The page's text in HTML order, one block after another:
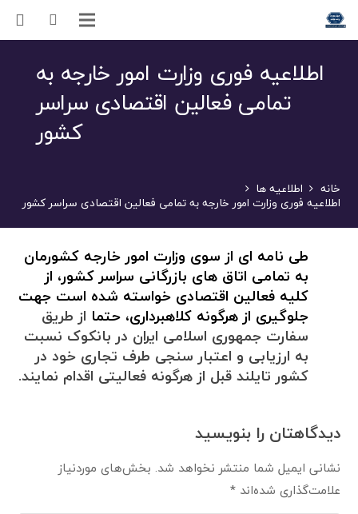
اطلاعیه فوری وزارت امور خارجه به
تمامی فعالین اقتصادی سراسر
کشور
خانه اطلاعیه ها
اطلاعیه فوری وزارت امور خارجه به تمامی فعالین اقتصادی سراسر کشور
طی نامه ای از سوی وزارت امور خارجه کشورمان
به تمامی اتاق های بازرگانی سراسر کشور، از
کلیه فعالین اقتصادی خواسته شده است جهت
جلوگیری از هرگونه کلاهبرداری، حتما از طریق
سفارت جمهوری اسلامی ایران در بانکوک نسبت
به ارزیابی و اعتبار سنجی طرف تجاری خود در
کشور تایلند قبل از هرگونه فعالیتی اقدام نمایند.
دیدگاهتان را بنویسید
نشانی ایمیل شما منتشر نخواهد شد. بخش‌های موردنیاز
علامت‌گذاری شده‌اند*